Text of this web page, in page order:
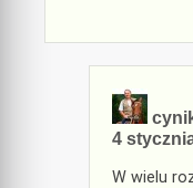
4
W wielu